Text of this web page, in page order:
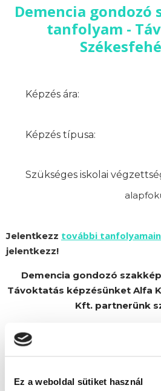
Ez a weboldal sütiket használ
Demencia gondozó
tanfolyam -
Képzés ára:
Képzés típusa:
Szükséges iskolai
Jelentkezz további
jelentkezz!
Demencia gondozó
Távoktatás képzésünket Alfa
Kft. partnerünk